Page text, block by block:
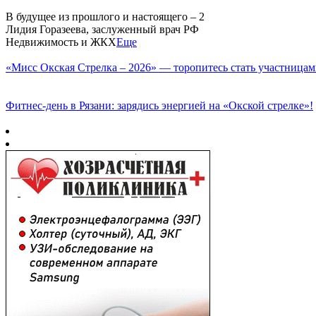
В будущее из прошлого и настоящего – 2
Лидия Горазеева, заслуженный врач РФ
Недвижимость и ЖКХЕще
«Мисс Окская Стрелка – 2026» — торопитесь стать
Фитнес‑день в Рязани: зарядись энергией на «Окской стрелке»!